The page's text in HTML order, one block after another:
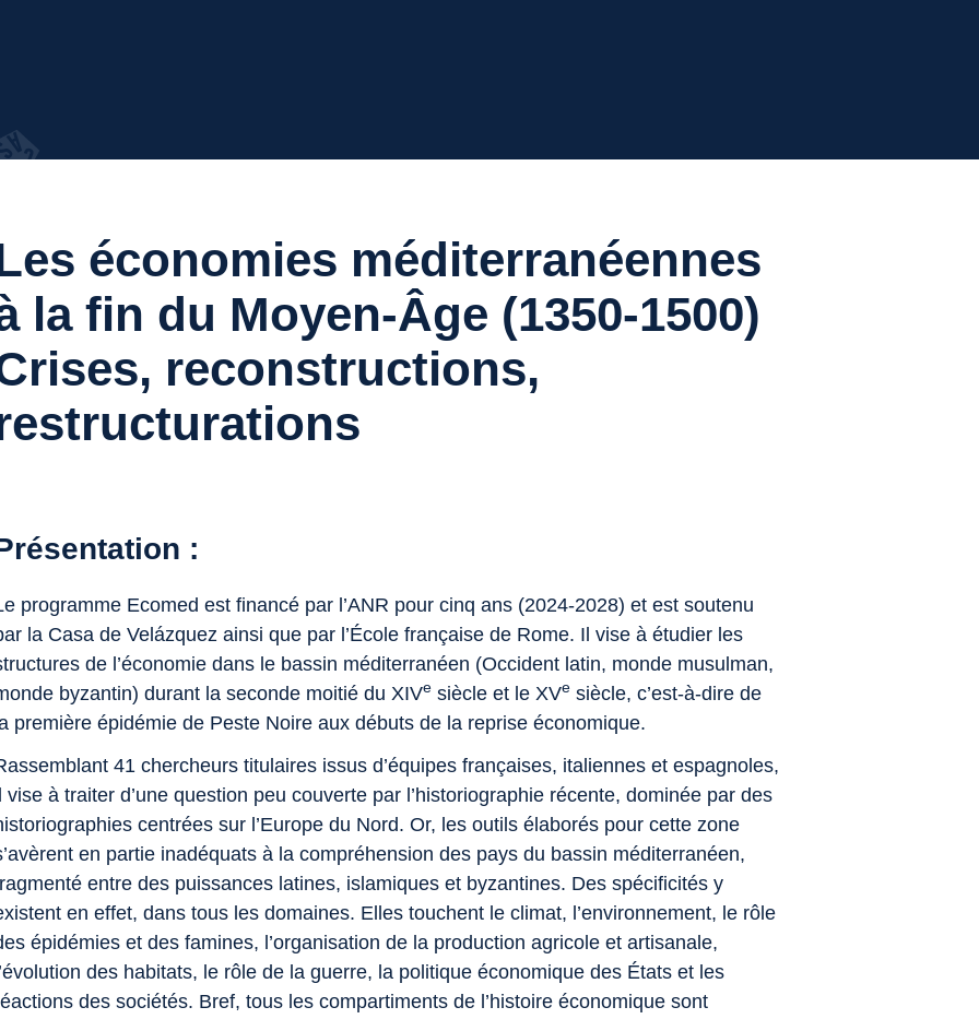
économies méditerranéennes
la fin du Moyen-Âge (1350-1500)
reconstructions,
:
programme Ecomed est financé par l’ANR pour cinq ans (2024-2028) et est soutenu
la Casa de Velázquez ainsi que par l’École française de Rome. Il vise à étudier les
de l’économie dans le bassin méditerranéen (Occident latin, monde musulman,
byzantin) durant la seconde moitié du XIVe siècle et le XVe siècle, c’est-à-dire de
première épidémie de Peste Noire aux débuts de la reprise économique.
41 chercheurs titulaires issus d’équipes françaises, italiennes et espagnoles,
vise à traiter d’une question peu couverte par l’historiographie récente, dominée par des
centrées sur l’Europe du Nord. Or, les outils élaborés pour cette zone
en partie inadéquats à la compréhension des pays du bassin méditerranéen,
entre des puissances latines, islamiques et byzantines. Des spécificités y
en effet, dans tous les domaines. Elles touchent le climat, l’environnement, le rôle
épidémies et des famines, l’organisation de la production agricole et artisanale,
des habitats, le rôle de la guerre, la politique économique des États et les
des sociétés. Bref, tous les compartiments de l’histoire économique sont